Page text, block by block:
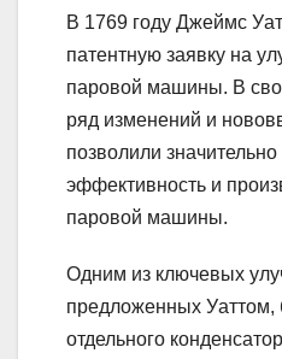
В 1769 году Джеймс
патентную заявку на
паровой машины. В
ряд изменений и
позволили
эффективность и
паровой машины.
Одним из ключевых
предложенных Уаттом,
отдельного